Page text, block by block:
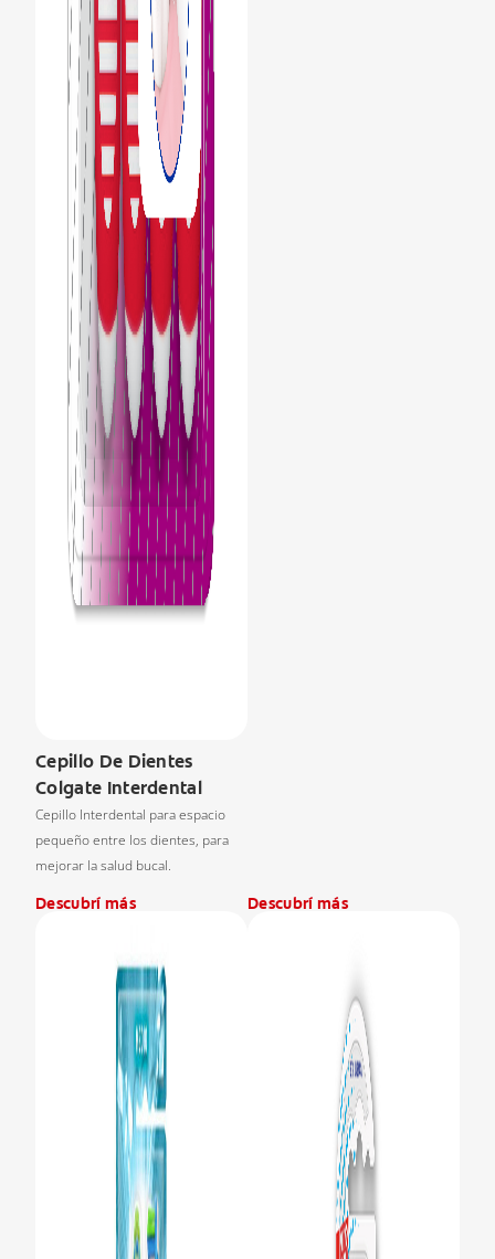
Cepillo De Dientes
Colgate Interdental
Cepillo Interdental para espacio
pequeño entre los dientes, para
mejorar la salud bucal.
Descubrí más Descubrí más